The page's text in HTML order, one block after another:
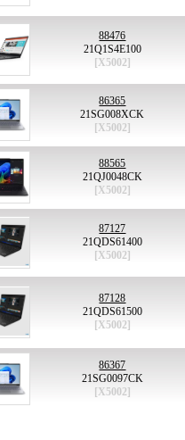
88476
21Q1S4E100
[X5002]
86365
21SG008XCK
[X5002]
88565
21QJ0048CK
[X5002]
87127
21QDS61400
[X5002]
87128
21QDS61500
[X5002]
86367
21SG0097CK
[X5002]